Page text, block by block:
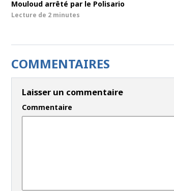
Mouloud arrêté par le Polisario
Lecture de 2 minutes
COMMENTAIRES
Laisser un commentaire
Commentaire